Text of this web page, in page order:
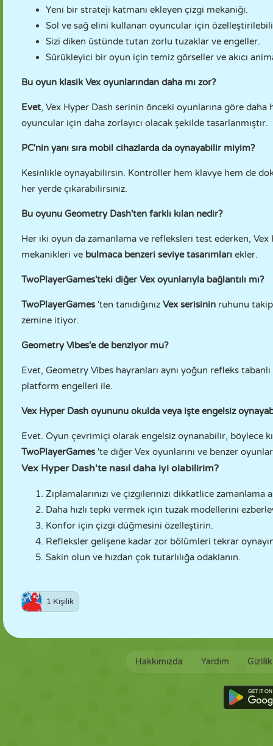
Yeni bir strateji katmanı ekleyen çizgi mekaniği.
Sol ve sağ elini kullanan oyuncular için
Sizi diken üstünde tutan zorlu tuzaklar ve engeller.
Sürükleyici bir oyun için temiz görseller ve akıcı
Bu oyun klasik Vex oyunlarından daha mı zor?
Evet, Vex Hyper Dash serinin önceki oyunlarına göre
oyuncular için daha zorlayıcı olacak şekilde tasarlanmıştır.
PC'nin yanı sıra mobil cihazlarda da oynayabilir miyim?
Kesinlikle oynayabilirsin. Kontroller hem klavye hem de
her yerde çıkarabilirsiniz.
Bu oyunu Geometry Dash'ten farklı kılan nedir?
Her iki oyun da zamanlama ve refleksleri test ederken,
mekanikleri ve bulmaca benzeri seviye tasarımları ekler.
TwoPlayerGames'teki diğer Vex oyunlarıyla bağlantılı mı?
TwoPlayerGames'ten tanıdığınız Vex serisinin ruhunu
zemine itiyor.
Geometry Vibes'e de benziyor mu?
Evet, Geometry Vibes hayranları aynı yoğun refleks
platform engelleri ile.
Vex Hyper Dash oyununu okulda veya işte engelsiz
Evet. Oyun çevrimiçi olarak engelsiz oynanabilir, böylece
TwoPlayerGames'te diğer Vex oyunlarını ve benzer
Vex Hyper Dash'te nasıl daha iyi olabilirim?
Zıplamalarınızı ve çizgilerinizi dikkatlice zamanlama
Daha hızlı tepki vermek için tuzak modellerini
Konfor için çizgi düğmesini özelleştirin.
Refleksler gelişene kadar zor bölümleri tekrar
Sakin olun ve hızdan çok tutarlılığa odaklanın.
1 Kişilik
Hakkımızda Yardım